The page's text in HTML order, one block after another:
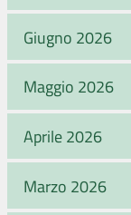
Giugno 2026
Maggio 2026
Aprile 2026
Marzo 2026